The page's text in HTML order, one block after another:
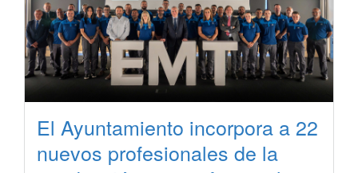
El Ayuntamiento incorpora a 22
nuevos profesionales de la